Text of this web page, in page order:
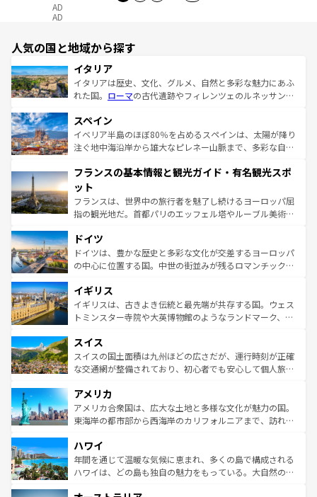
AD
AD
人気の国と地域から探す
イタリア
イタリアは歴史、文化、グルメ、自然と多彩な魅力にあふ
れた国。 ローマの古代遺跡やフィレンツェのルネッサンス
ろん、トスカーナの美しい田園風景やアマルフィ海岸の絶
景など、自然景観も見逃せない。観光の合間には、本場の
ピザやパスタなど、絶品のイタリア料理を堪能することも
ませてくれるイタリアで、忘れられない旅をしてみよう！
なお、新着のイタリア情報は
しい。
スペイン
イベリア半島のほぼ80％を占めるスペインは、太陽が降り
注ぐ地中海沿岸から雄大なピレネー山脈まで、多彩な自然
文化が根付くこの国では、情熱的なフラメンコ、熱気あふ
れる闘牛、そして美味しいタパスが生活の一部となってい
る。首都マドリードの洗練された雰囲気や、バルセロナの
アートに溢れた街角から、地方では古代ローマ遺跡や中世
せる。地方によって風土や気候が異なるスペインはその個
性で訪れる人を魅了する。 なお、新着のスペイン情報は コ
ンテンツ一覧を参照してほしい。
フランスの基本情報と観光ガイド・有名観光スポ
ット
フランスは、世界中の旅行者を魅了し続けるヨーロッパ屈
指の観光地だ。首都パリのエッフェル塔やルーブル美術館
で、幅広い魅力が詰まっている。華麗な宮殿、歴史的な大
聖堂、美しいビーチ、そして豊かな自然が、訪れる者を心
から魅了する。また、フランスは美食の国としても知ら
いる。シャンパンの発祥地であるランス、プロヴァンスの
香り高いラベンダー畑など、多彩な楽しみ方が可能だ。さ
らに、パリ以外の地域にも魅力が溢れており、どの街角に
れる地方に足を運ぶとそれぞれで全く異なる文化を体験で
きるだろう。 なお、新着のフランス情報はコンテンツ一覧
を参照してほしい。
ドイツ
ドイツは、豊かな歴史と多彩な文化が交差するヨーロッパ
の中心に位置する国。中世の街並みが残るロマンチック街
顔を持つこの国は、どこを歩いても飽きることがない。ベ
ルリンの文化的活気、バイエルン州のアルプスの絶景、そ
してライン川沿いのワイン畑といった風景は必見。ビール
は、お酒好きな人にはぜひ体験してほしい。 なお、新着の
ドイツ情報はコンテンツ一覧を参照してほしい。
イギリス
イギリスは、古きよき伝統と最先端が共存する国。ウェス
トミンスター寺院や大英博物館のようなランドマーク、歴
リアごとに異なる魅力がある。また、優雅なアフタヌーン
ティー、ビール好きにはたまらない英国パブ、サッカー観
戦など、本場だからこそできる体験も豊富。イギリスを旅
ンツ一覧を参照してほしい。
スイス
スイスの国土面積は九州ほどの広さだが、運行時刻が正確
な交通網が整備されており、初心者でも安心して個人旅行
の建物がそのまま残る町や、スイスならではのユニークな
博物館もあり、アルプス観光だけでなく町歩きも満喫する
ことができる。国民の所得が高いため物価も高いが、旅行
ば市内交通費無料で観光を楽しむこともできる。 なお、新
着のスイス情報はコンテンツ一覧 を参照してほしい。
アメリカ
アメリカ合衆国は、広大な土地と多様な文化が魅力の国。
東海岸の都市部から西海岸のカリフォルニアまで、訪れる
のような巨大都市は、観光、ショッピング、エンターテイ
ンメントが詰まった刺激的なスポットだ。一方、アメリカ
西部には大自然が広がり、グランドキャニオンやイエロー
ハワイ
年間を通じて温暖な気候に恵まれ、多くの島で構成される
ハワイは、どの島も独自の魅力をもっている。大自然の神